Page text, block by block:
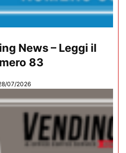
News – Leggi il
83
07/2026